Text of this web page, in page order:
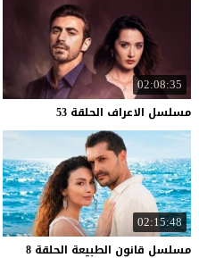
02:08:35
مسلسل الاعراف الحلقة 53
02:15:48
مسلسل قانون الطبيعة الحلقة 8